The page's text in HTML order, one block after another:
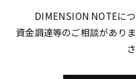
DIMENSION NOTEに
資金調達等のご相談があり